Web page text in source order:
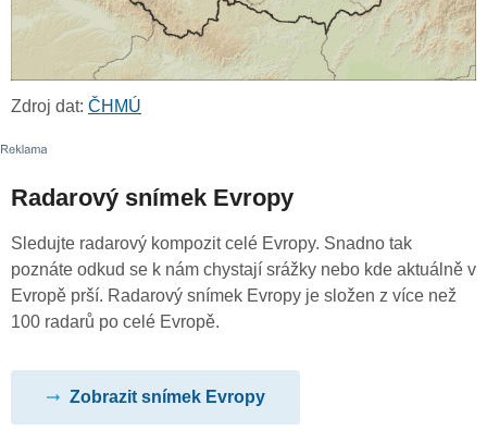
Zdroj dat: ČHMÚ
Radarový snímek Evropy
Sledujte radarový kompozit celé Evropy. Snadno tak
poznáte odkud se k nám chystají srážky nebo kde aktuálně v
Evropě prší. Radarový snímek Evropy je složen z více než
100 radarů po celé Evropě.
Zobrazit snímek Evropy